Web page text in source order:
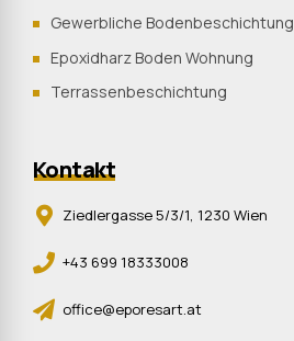
Gewerbliche Bodenbeschichtung
Epoxidharz Boden Wohnung
Terrassenbeschichtung
Kontakt
Ziedlergasse 5/3/1, 1230 Wien
+43 699 18333008
office@eporesart.at